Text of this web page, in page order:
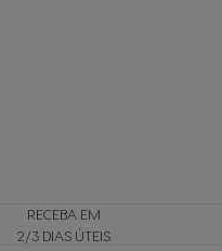
RECEBA EM
2/3 DIAS ÚTEIS